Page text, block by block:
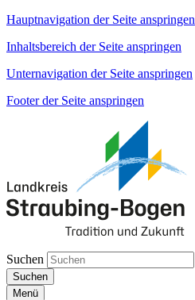
Hauptnavigation der Seite anspringen
Inhaltsbereich der Seite anspringen
Unternavigation der Seite anspringen
Footer der Seite anspringen
Suchen
Suchen
Menü